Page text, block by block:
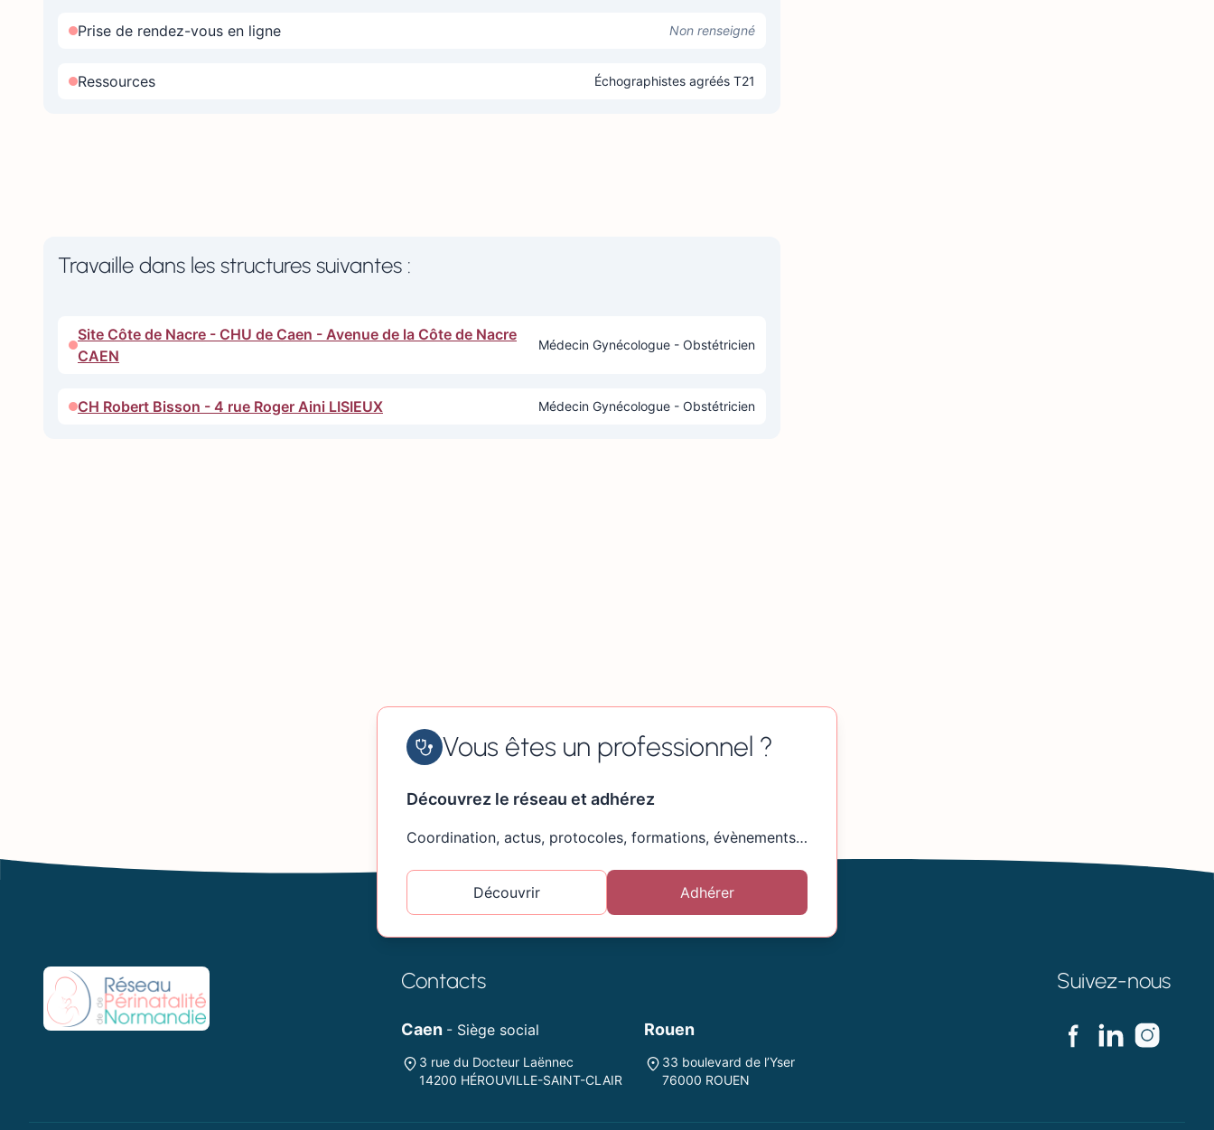
Prise de rendez-vous en ligne Non renseigné
Ressources Échographistes agréés T21
Travaille dans les structures suivantes :
Site Côte de Nacre - CHU de Caen - Avenue de la Côte de Nacre
CAEN
Médecin Gynécologue - Obstétricien
CH Robert Bisson - 4 rue Roger Aini LISIEUX Médecin Gynécologue - Obstétricien
Vous êtes un professionnel ?
Découvrez le réseau et adhérez
Coordination, actus, protocoles, formations, évènements…
Découvrir Adhérer
Contacts
Caen - Siège social
3 rue du Docteur Laënnec
14200 HÉROUVILLE-SAINT-CLAIR
Rouen
33 boulevard de l’Yser
76000 ROUEN
Suivez-nous